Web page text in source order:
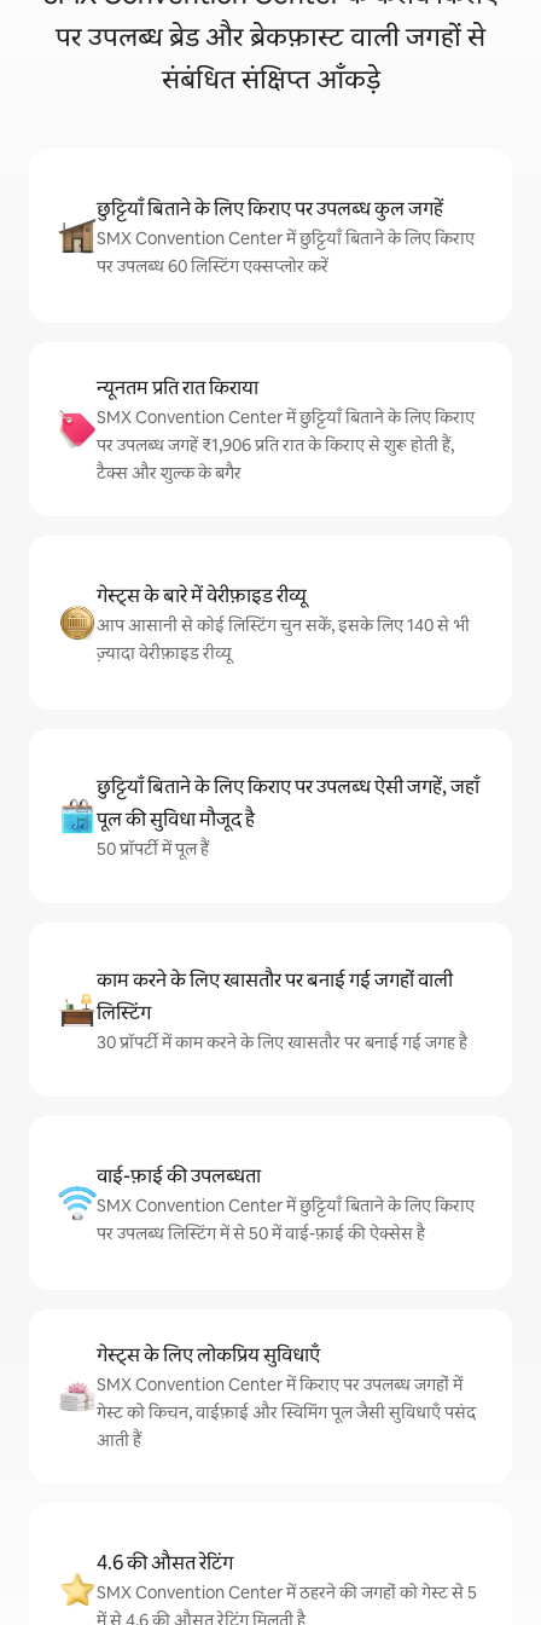
पर उपलब्ध ब्रेड और ब्रेकफ़ास्ट वाली जगहों से
संबंधित संक्षिप्त आँकड़े
छुट्टियाँ बिताने के लिए किराए पर उपलब्ध कुल जगहें
SMX Convention Center में छुट्टियाँ बिताने के लिए किराए
पर उपलब्ध 60 लिस्टिंग एक्सप्लोर करें
न्यूनतम प्रति रात किराया
SMX Convention Center में छुट्टियाँ बिताने के लिए किराए
पर उपलब्ध जगहें ₹1,906 प्रति रात के किराए से शुरू होती हैं,
टैक्स और शुल्क के बगैर
गेस्ट्स के बारे में वेरीफ़ाइड रीव्यू
आप आसानी से कोई लिस्टिंग चुन सकें, इसके लिए 140 से भी
ज़्यादा वेरीफ़ाइड रीव्यू
छुट्टियाँ बिताने के लिए किराए पर उपलब्ध ऐसी जगहें, जहाँ
पूल की सुविधा मौजूद है
50 प्रॉपर्टी में पूल हैं
काम करने के लिए खासतौर पर बनाई गई जगहों वाली
लिस्टिंग
30 प्रॉपर्टी में काम करने के लिए खासतौर पर बनाई गई जगह है
वाई-फ़ाई की उपलब्धता
SMX Convention Center में छुट्टियाँ बिताने के लिए किराए
पर उपलब्ध लिस्टिंग में से 50 में वाई-फ़ाई की ऐक्सेस है
गेस्ट्स के लिए लोकप्रिय सुविधाएँ
SMX Convention Center में किराए पर उपलब्ध जगहों में
गेस्ट को किचन, वाईफ़ाई और स्विमिंग पूल जैसी सुविधाएँ पसंद
आती हैं
4.6 की औसत रेटिंग
SMX Convention Center में ठहरने की जगहों को गेस्ट से 5
में से 4.6 की औसत रेटिंग मिलती है